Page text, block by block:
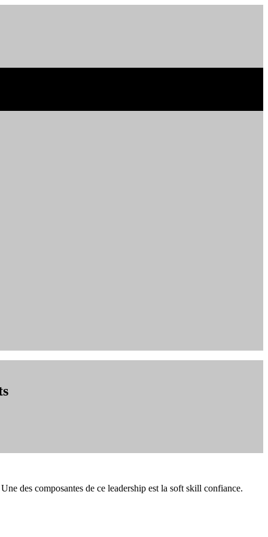
des composantes de ce leadership est la soft skill confiance.